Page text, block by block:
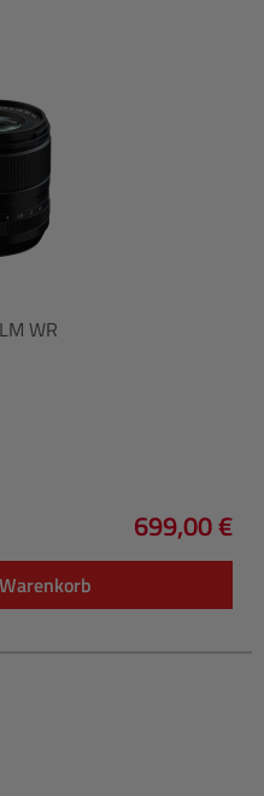
WR
Regulärer
699,00 €